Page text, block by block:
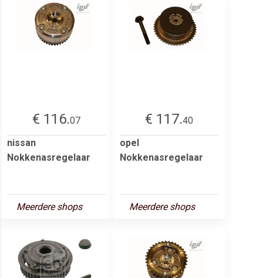
€ 116.07
nissan
Nokkenasregelaar
Meerdere shops
€ 117.40
opel
Nokkenasregelaar
Meerdere shops